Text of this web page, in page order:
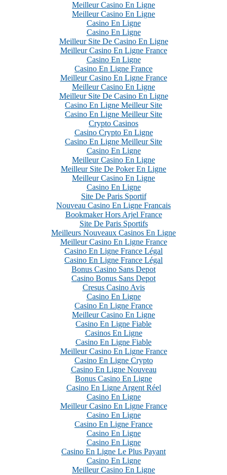
Meilleur Casino En Ligne
Meilleur Casino En Ligne
Casino En Ligne
Casino En Ligne
Meilleur Site De Casino En Ligne
Meilleur Casino En Ligne France
Casino En Ligne
Casino En Ligne France
Meilleur Casino En Ligne France
Meilleur Casino En Ligne
Meilleur Site De Casino En Ligne
Casino En Ligne Meilleur Site
Casino En Ligne Meilleur Site
Crypto Casinos
Casino Crypto En Ligne
Casino En Ligne Meilleur Site
Casino En Ligne
Meilleur Casino En Ligne
Meilleur Site De Poker En Ligne
Meilleur Casino En Ligne
Casino En Ligne
Site De Paris Sportif
Nouveau Casino En Ligne Francais
Bookmaker Hors Arjel France
Site De Paris Sportifs
Meilleurs Nouveaux Casinos En Ligne
Meilleur Casino En Ligne France
Casino En Ligne France Légal
Casino En Ligne France Légal
Bonus Casino Sans Depot
Casino Bonus Sans Depot
Cresus Casino Avis
Casino En Ligne
Casino En Ligne France
Meilleur Casino En Ligne
Casino En Ligne Fiable
Casinos En Ligne
Casino En Ligne Fiable
Meilleur Casino En Ligne France
Casino En Ligne Crypto
Casino En Ligne Nouveau
Bonus Casino En Ligne
Casino En Ligne Argent Réel
Casino En Ligne
Meilleur Casino En Ligne France
Casino En Ligne
Casino En Ligne France
Casino En Ligne
Casino En Ligne
Casino En Ligne Le Plus Payant
Casino En Ligne
Meilleur Casino En Ligne